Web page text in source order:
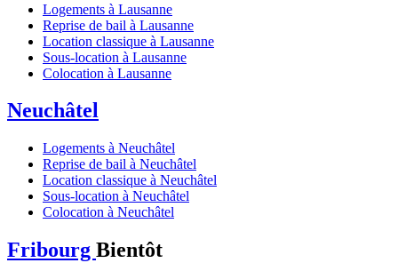
Logements à Lausanne
Reprise de bail à Lausanne
Location classique à Lausanne
Sous-location à Lausanne
Colocation à Lausanne
Neuchâtel
Logements à Neuchâtel
Reprise de bail à Neuchâtel
Location classique à Neuchâtel
Sous-location à Neuchâtel
Colocation à Neuchâtel
Fribourg Bientôt